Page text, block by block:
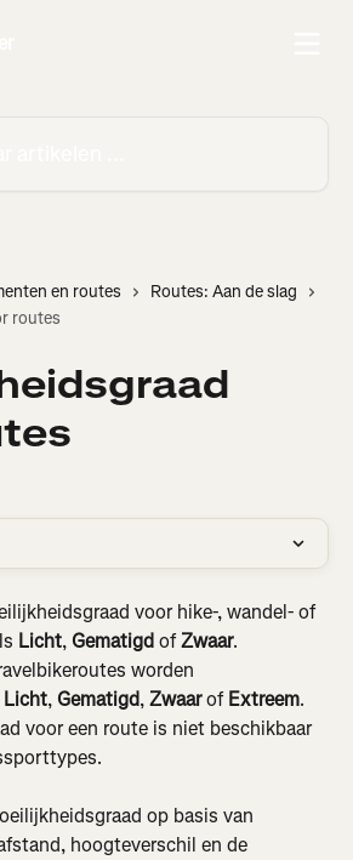
en routes
Routes: Aan de slag
routes
voor hike-, wandel- of
Licht, Gematigd of Zwaar.
worden
Licht, Gematigd, Zwaar of Extreem.
voor een route is niet beschikbaar
op basis van
hoogteverschil en de